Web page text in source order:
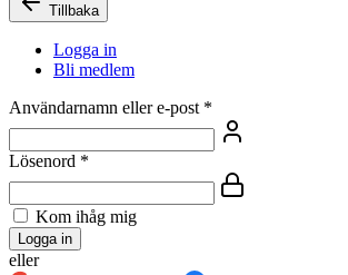
Tillbaka
Logga in
Bli medlem
Användarnamn eller e-post *
Lösenord *
Kom ihåg mig
Logga in
eller